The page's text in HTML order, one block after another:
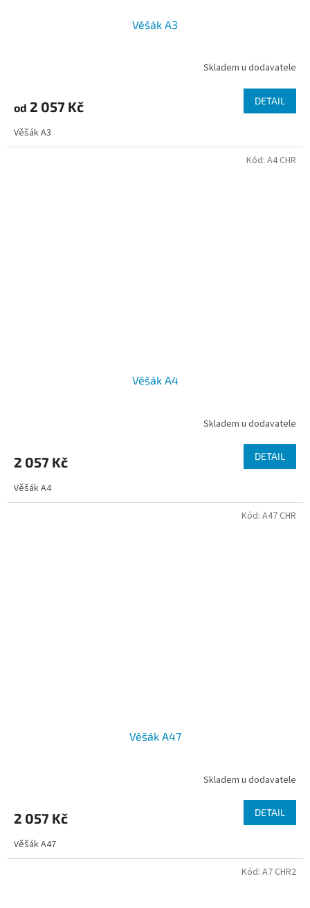
Věšák A3
Skladem u dodavatele
od 2 057 Kč DETAIL
Věšák A3
Věšák A4
Skladem u dodavatele
2 057 Kč DETAIL
Věšák A4
Kód: A4 CHR
Věšák A47
Skladem u dodavatele
2 057 Kč DETAIL
Věšák A47
Kód: A47 CHR
Kód: A7 CHR2